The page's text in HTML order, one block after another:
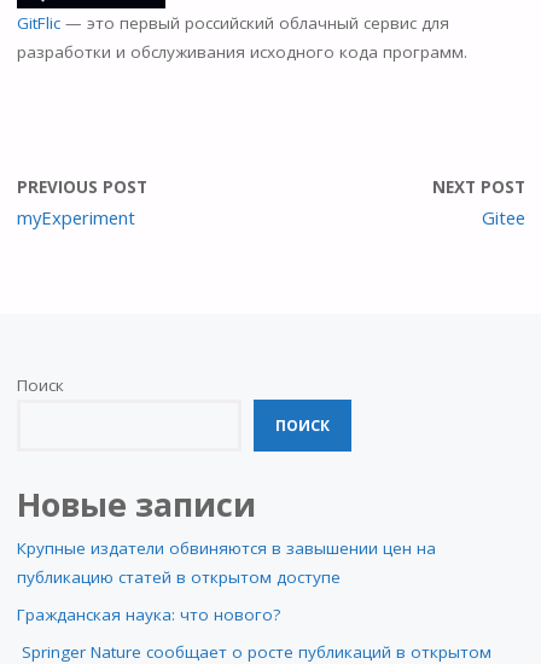
o
kl
ni
ki
GitFlic — это первый российский облачный сервис для
разработки и обслуживания исходного кода программ.
PREVIOUS POST
myExperiment
NEXT POST
Gitee
Поиск
ПОИСК
Новые записи
Крупные издатели обвиняются в завышении цен на
публикацию статей в открытом доступе
Гражданская наука: что нового?
Springer Nature сообщает о росте публикаций в открытом